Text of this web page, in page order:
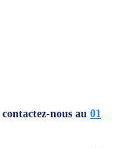
contactez-nous au 01